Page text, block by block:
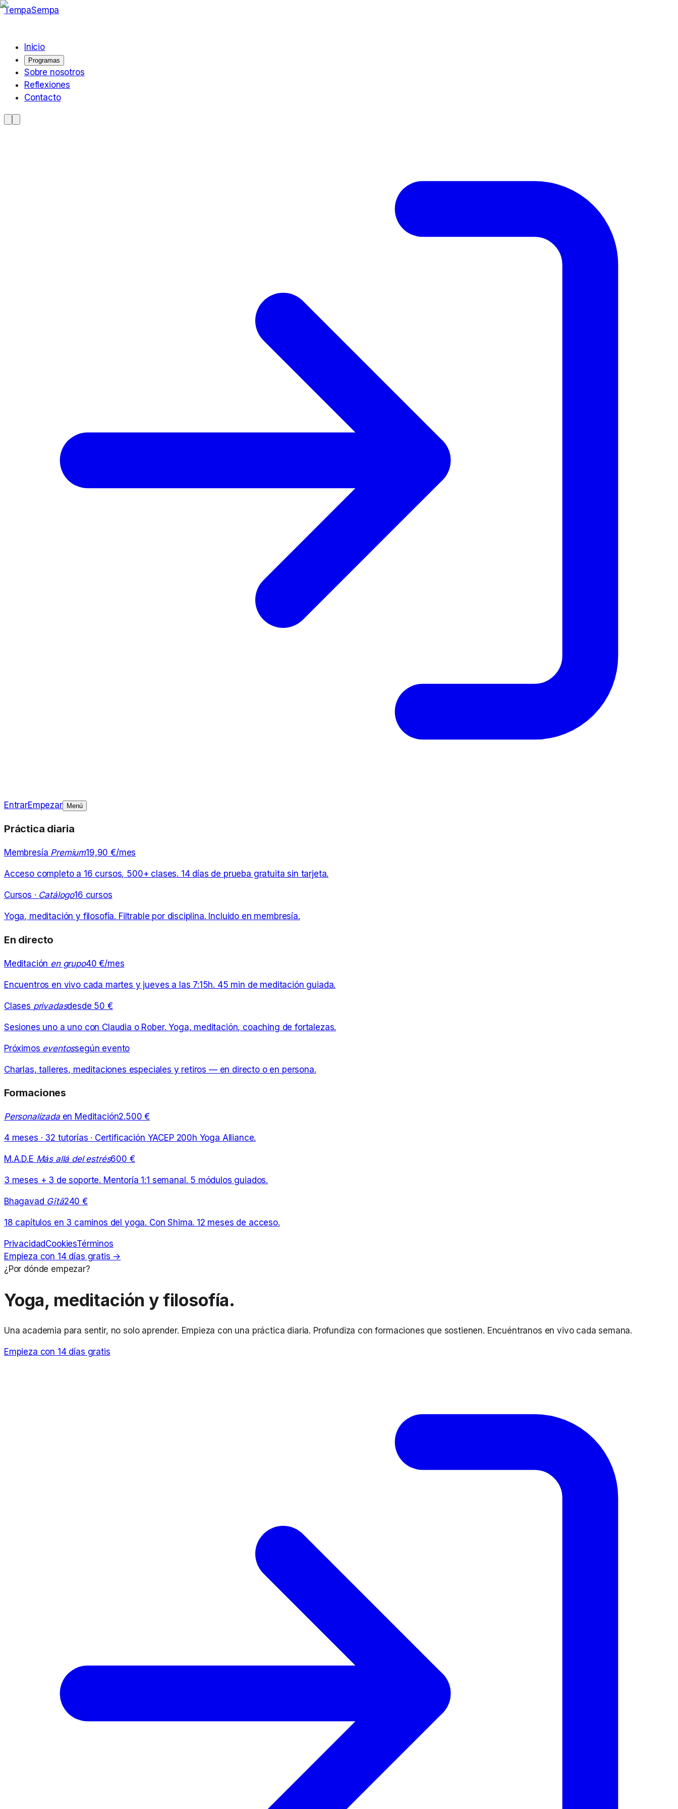
TempaSempa
Inicio
Programas
Sobre nosotros
Reflexiones
Contacto
EntrarEmpezar Menú
Práctica diaria
Membresía Premium19,90 €/mes
Acceso completo a 16 cursos, 500+ clases. 14 días de prueba gratuita sin tarjeta.
Cursos · Catálogo16 cursos
Yoga, meditación y filosofía. Filtrable por disciplina. Incluido en membresía.
En directo
Meditación en grupo40 €/mes
Encuentros en vivo cada martes y jueves a las 7:15h. 45 min de meditación guiada.
Clases privadasdesde 50 €
Sesiones uno a uno con Claudia o Rober. Yoga, meditación, coaching de fortalezas.
Próximos eventossegún evento
Charlas, talleres, meditaciones especiales y retiros — en directo o en persona.
Formaciones
Personalizadaen Meditación2.500 €
4 meses · 32 tutorías · Certificación YACEP 200h Yoga Alliance.
M.A.D.E Más allá del estrés600 €
3 meses + 3 de soporte. Mentoría 1:1 semanal. 5 módulos guiados.
Bhagavad Gītā240 €
18 capítulos en 3 caminos del yoga. Con Shima. 12 meses de acceso.
PrivacidadCookiesTérminos
Empieza con 14 días gratis →
¿Por dónde empezar?
Yoga, meditación y filosofía.
Una academia para sentir, no solo aprender. Empieza con una práctica diaria. Profundiza con formaciones que sostienen. Encuéntranos en vivo cada semana.
Empieza con 14 días gratis